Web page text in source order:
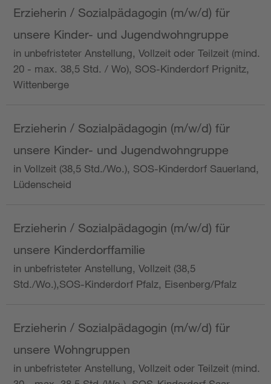
Erzieherin / Sozialpädagogin (m/w/d) für
unsere Kinder- und Jugendwohngruppe
in unbefristeter Anstellung, Vollzeit oder Teilzeit (mind.
20 - max. 38,5 Std. / Wo), SOS-Kinderdorf Prignitz,
Wittenberge
Erzieherin / Sozialpädagogin (m/w/d) für
unsere Kinder- und Jugendwohngruppe
in Vollzeit (38,5 Std./Wo.), SOS-Kinderdorf Sauerland,
Lüdenscheid
Erzieherin / Sozialpädagogin (m/w/d) für
unsere Kinderdorffamilie
in unbefristeter Anstellung, Vollzeit (38,5
Std./Wo.),SOS-Kinderdorf Pfalz, Eisenberg/Pfalz
Erzieherin / Sozialpädagogin (m/w/d) für
unsere Wohngruppen
in unbefristeter Anstellung, Vollzeit oder Teilzeit (mind.